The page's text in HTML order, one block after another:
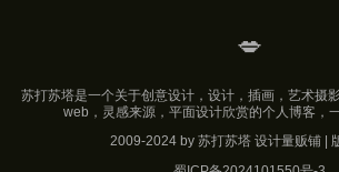
💋
苏打苏塔是一个关于创意设计，设计，插画，艺术摄
web，灵感来源，平面设计欣赏的个人博客，
2009-2024 by 苏打苏塔 设计量贩铺 |